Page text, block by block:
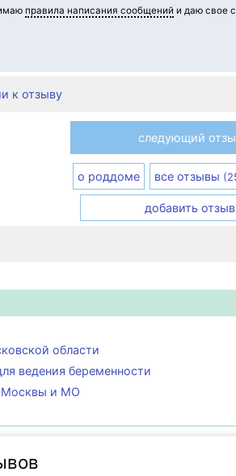
правила написания сообщений и даю свое
к отзыву
следующий
о роддоме все отзывы
добавить отзыв
области
ведения беременности
Москвы и МО